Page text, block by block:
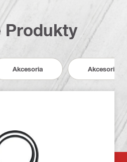
Produkty
Akcesoria Akcesoria